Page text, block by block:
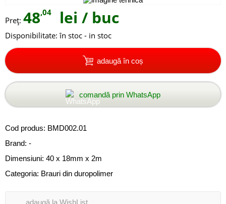
Preţ: 48,04 lei / buc
Disponibilitate: în stoc - in stoc
adaugă în coș
comandă prin WhatsApp
Cod produs: BMD002.01
Brand: -
Dimensiuni: 40 x 18mm x 2m
Categoria: Brauri din duropolimer
adaugă la WishList